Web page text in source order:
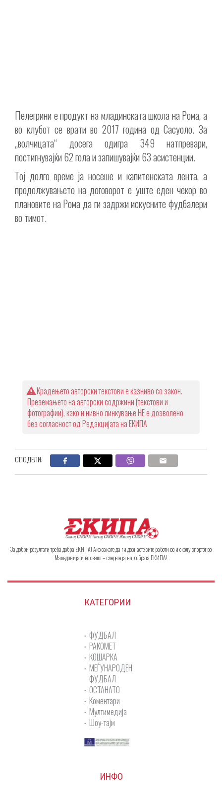
Пелегрини е продукт на младинската школа на Рома, а
во клубот се врати во 2017 година од Сасуоло. За
„волчицата“ досега одигра 349 натпревари,
постигнувајќи 62 гола и запишувајќи 63 асистенции.
Тој долго време ја носеше и капитенската лента, а
продолжувањето на договорот е уште еден чекор во
плановите на Рома да ги задржи искусните фудбалери
во тимот.
Крадењето авторски текстови е казниво со закон.
Преземањето на авторски содржини (текстови и
фотографии), како и нивно линкување НЕ е дозволено
без согласност од Редакцијата на ЕКИПА
СПОДЕЛИ:
За добри резултати треба добра ЕКИПА! Ако сакате да ги дознаете сите работи во и околу спортот во
Македонија и во светот – следете ја најдобрата ЕКИПА!
КАТЕГОРИИ
ФУДБАЛ
РАКОМЕТ
КОШАРКА
МЕЃУНАРОДЕН
ФУДБАЛ
ОСТАНАТО
Коментари
Мултимедија
Шоу-тајм
ИНФО